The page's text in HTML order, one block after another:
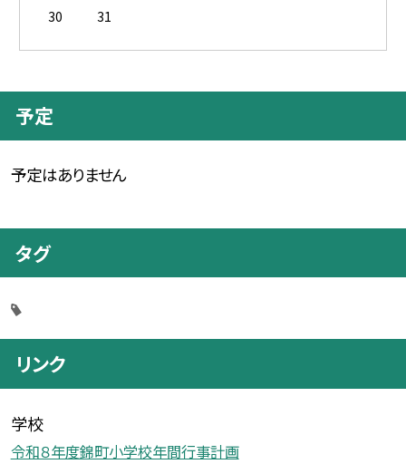
30
31
予定
予定はありません
タグ
リンク
学校
令和８年度錦町小学校年間行事計画